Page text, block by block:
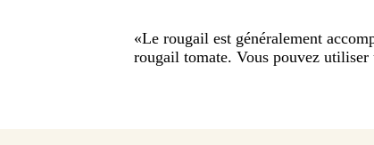
«Le rougail est généralement
rougail tomate. Vous pouvez